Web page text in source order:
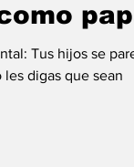
Tus hijos se
digas que sean